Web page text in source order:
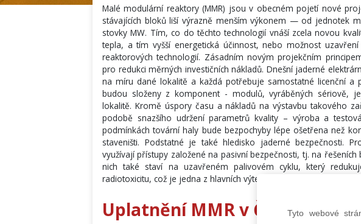
Malé modulární reaktory (MMR) jsou v obecném pojetí nové
stávajících bloků liší výrazně menším výkonem — od jednotek
stovky MW. Tím, co do těchto technologií vnáší zcela novou
tepla, a tím vyšší energetická účinnost, nebo možnost
reaktorových technologií. Zásadním novým projekčním
pro redukci měrných investičních nákladů. Dnešní jaderné
na míru dané lokalitě a každá potřebuje samostatné licenční a
budou složeny z komponent - modulů, vyráběných sériově,
lokalitě. Kromě úspory času a nákladů na výstavbu takového
podobě snazšího udržení parametrů kvality – výroba a
podmínkách tovární haly bude bezpochyby lépe ošetřena než
staveništi. Podstatné je také hledisko jaderné bezpečnosti.
využívají přístupy založené na pasivní bezpečnosti, tj. na
nich také staví na uzavřeném palivovém cyklu, který
radiotoxicitu, což je jedna z hlavních výtek směrem k dnešním
Uplatnění MMR v Česku je
Tyto webové